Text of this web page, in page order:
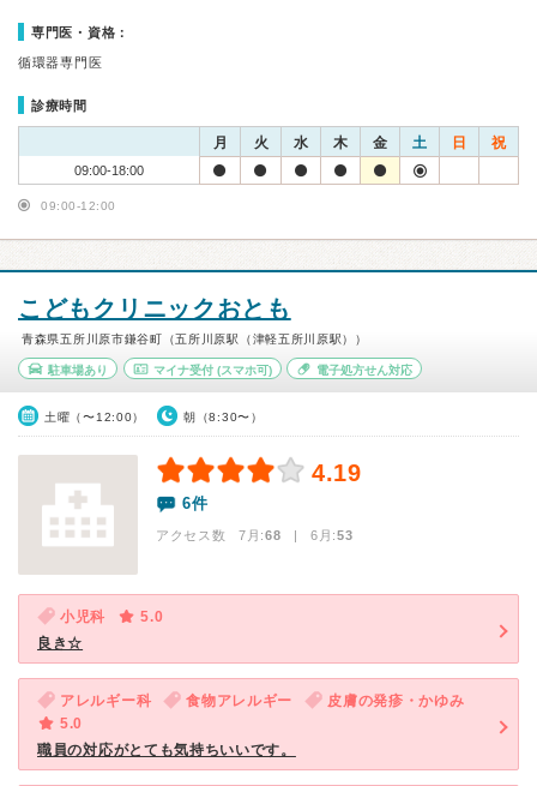
専門医・資格：
循環器専門医
診療時間
月 火 水 木 金 土 日 祝
09:00-18:00
09:00-12:00
こどもクリニックおとも
青森県五所川原市鎌谷町（五所川原駅（津軽五所川原駅））
駐車場あり マイナ受付(スマホ可) 電子処方せん対応
土曜（〜12:00） 朝（8:30〜）
4.19
6件
アクセス数 7月:68 | 6月:53
小児科
5.0
良き☆
アレルギー科 食物アレルギー
皮膚の発疹・かゆみ
5.0
職員の対応がとても気持ちいいです。